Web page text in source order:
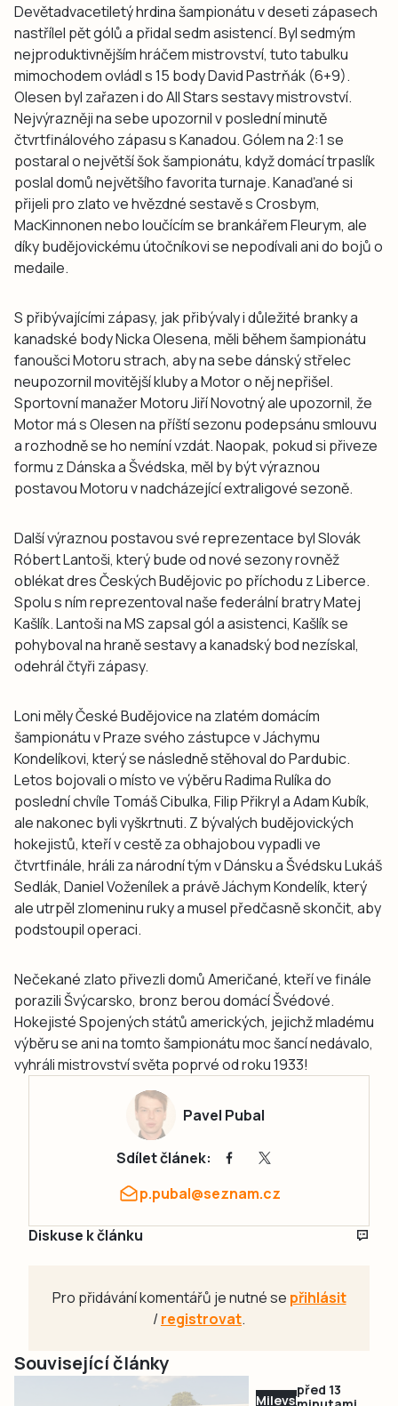
Devětadvacetiletý hrdina šampionátu v deseti zápasech
nastřílel pět gólů a přidal sedm asistencí. Byl sedmým
nejproduktivnějším hráčem mistrovství, tuto tabulku
mimochodem ovládl s 15 body David Pastrňák (6+9).
Olesen byl zařazen i do All Stars sestavy mistrovství.
Nejvýrazněji na sebe upozornil v poslední minutě
čtvrtfinálového zápasu s Kanadou. Gólem na 2:1 se
postaral o největší šok šampionátu, když domácí trpaslík
poslal domů největšího favorita turnaje. Kanaďané si
přijeli pro zlato ve hvězdné sestavě s Crosbym,
MacKinnonen nebo loučícím se brankářem Fleurym, ale
díky budějovickému útočníkovi se nepodívali ani do bojů o
medaile.
S přibývajícími zápasy, jak přibývaly i důležité branky a
kanadské body Nicka Olesena, měli během šampionátu
fanoušci Motoru strach, aby na sebe dánský střelec
neupozornil movitější kluby a Motor o něj nepřišel.
Sportovní manažer Motoru Jiří Novotný ale upozornil, že
Motor má s Olesen na příští sezonu podepsánu smlouvu
a rozhodně se ho nemíní vzdát. Naopak, pokud si přiveze
formu z Dánska a Švédska, měl by být výraznou
postavou Motoru v nadcházející extraligové sezoně.
Další výraznou postavou své reprezentace byl Slovák
Róbert Lantoši, který bude od nové sezony rovněž
oblékat dres Českých Budějovic po příchodu z Liberce.
Spolu s ním reprezentoval naše federální bratry Matej
Kašlík. Lantoši na MS zapsal gól a asistenci, Kašlík se
pohyboval na hraně sestavy a kanadský bod nezískal,
odehrál čtyři zápasy.
Loni měly České Budějovice na zlatém domácím
šampionátu v Praze svého zástupce v Jáchymu
Kondelíkovi, který se následně stěhoval do Pardubic.
Letos bojovali o místo ve výběru Radima Rulíka do
poslední chvíle Tomáš Cibulka, Filip Přikryl a Adam Kubík,
ale nakonec byli vyškrtnuti. Z bývalých budějovických
hokejistů, kteří v cestě za obhajobou vypadli ve
čtvrtfinále, hráli za národní tým v Dánsku a Švédsku Lukáš
Sedlák, Daniel Voženílek a právě Jáchym Kondelík, který
ale utrpěl zlomeninu ruky a musel předčasně skončit, aby
podstoupil operaci.
Nečekané zlato přivezli domů Američané, kteří ve finále
porazili Švýcarsko, bronz berou domácí Švédové.
Hokejisté Spojených států amerických, jejichž mladému
výběru se ani na tomto šampionátu moc šancí nedávalo,
vyhráli mistrovství světa poprvé od roku 1933!
Pavel Pubal
Sdílet článek:
p.pubal@seznam.cz
Diskuse k článku
Pro přidávání komentářů je nutné se přihlásit
/registrovat.
Související články
Milevsko
před 13